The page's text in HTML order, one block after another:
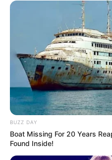
BUZZ DAY
Boat Missing For 20 Years
Found Inside!